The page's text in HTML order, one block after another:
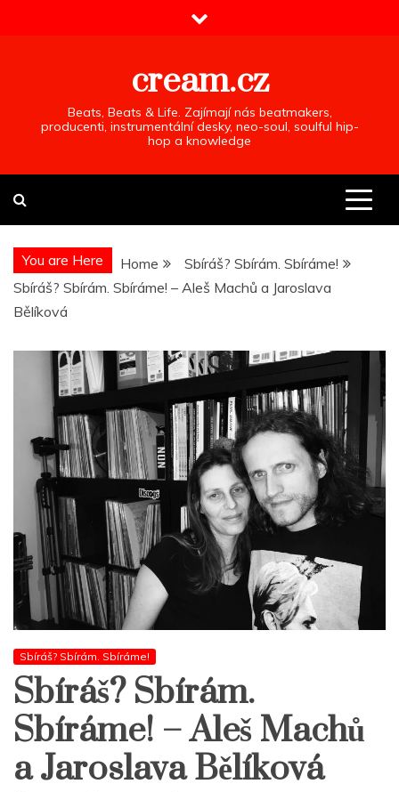
cream.cz
Beats, Beats & Life. Zajímají nás beatmakers,
producenti, instrumentální desky, neo-soul, soulful hip-
hop a knowledge
You are Here Home
Sbíráš? Sbírám. Sbíráme!
Sbíráš? Sbírám. Sbíráme! – Aleš Machů a Jaroslava
Bělíková
Sbíráš? Sbírám. Sbíráme!
Sbíráš? Sbírám.
Sbíráme! – Aleš Machů
a Jaroslava Bělíková